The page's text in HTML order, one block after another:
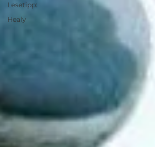
Lesetipp:
Healy